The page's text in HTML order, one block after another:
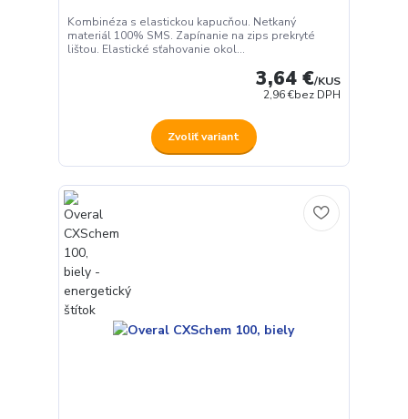
Kombinéza s elastickou kapucňou. Netkaný
materiál 100% SMS. Zapínanie na zips prekryté
lištou. Elastické sťahovanie okol...
3,64 €/KUS
2,96 €bez DPH
Zvoliť variant